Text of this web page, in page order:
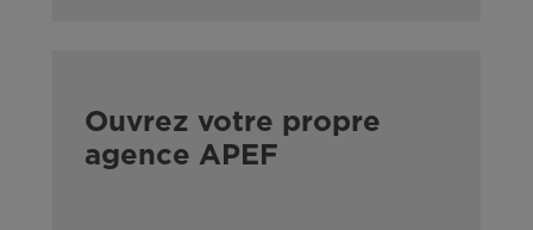
Ouvrez votre propre
agence APEF